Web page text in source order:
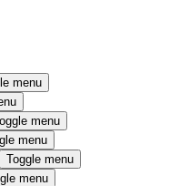
menu
menu
menu
Toggle menu
menu